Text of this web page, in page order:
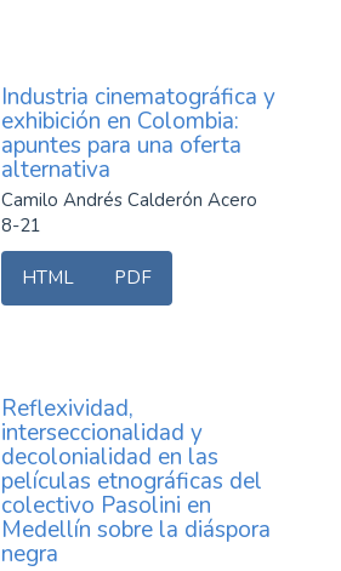
Industria cinematográfica y
exhibición en Colombia:
apuntes para una oferta
alternativa
Camilo Andrés Calderón Acero
8-21
HTML PDF
Reflexividad,
interseccionalidad y
decolonialidad en las
películas etnográficas del
colectivo Pasolini en
Medellín sobre la diáspora
negra